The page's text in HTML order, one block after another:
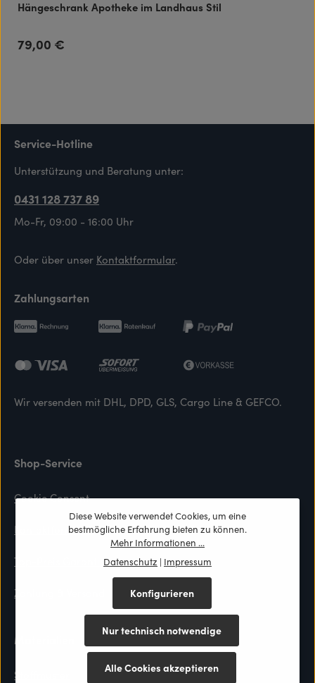
Hängeschrank Apotheke im Landhaus Stil
Regulärer Preis:
79,00 €
Service-Hotline
Unterstützung und Beratung unter:
0431 128 737 89
Mo-Fr, 09:00 - 16:00 Uhr
Oder über unser Kontaktformular.
Zahlungsarten
Wir versenden mit DHL, DPD, GLS, Cargo Line & GEFCO.
Shop-Service
Cookie Consent
Kontaktformular
Top-Preis Garantie
Zahlung & Versand
Materialien
Stoffmuster
Diese Website verwendet Cookies, um eine
bestmögliche Erfahrung bieten zu können.
Mehr Informationen ...
Datenschutz | Impressum
Nur technisch notwendige
Konfigurieren
Alle Cookies akzeptieren